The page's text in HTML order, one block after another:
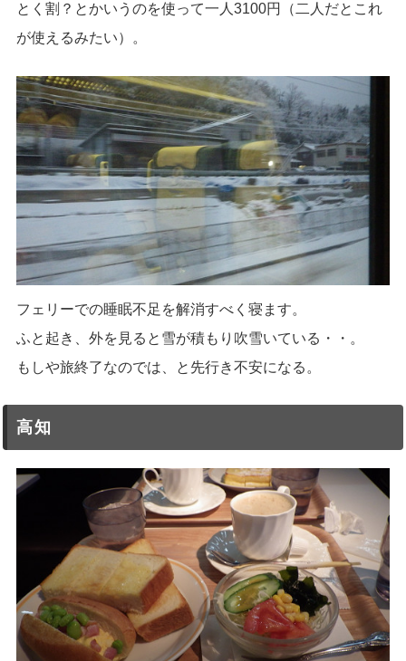
とく割？とかいうのを使って一人3100円（二人だとこれ
が使えるみたい）。
フェリーでの睡眠不足を解消すべく寝ます。
ふと起き、外を見ると雪が積もり吹雪いている・・。
もしや旅終了なのでは、と先行き不安になる。
高知